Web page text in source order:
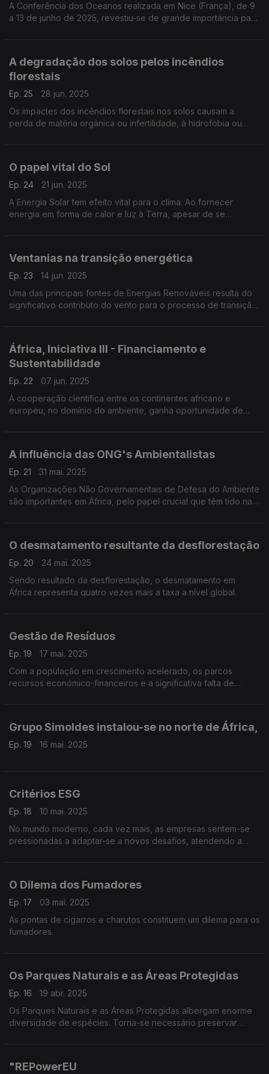
A Conferência dos Oceanos realizada em Nice (França), de 9
a 13 de junho de 2025, revestiu-se de grande importância para
A degradação dos solos pelos incêndios
florestais
Ep. 25
28 jun. 2025
Os impactes dos incêndios florestais nos solos causam a
perda de matéria orgânica ou infertilidade, à hidrofobia ou
O papel vital do Sol
Ep. 24
21 jun. 2025
A Energia Solar tem efeito vital para o clima. Ao fornecer
energia em forma de calor e luz à Terra, apesar de se
Ventanias na transição energética
Ep. 23
14 jun. 2025
Uma das principais fontes de Energias Renováveis resulta do
significativo contributo do vento para o processo de transição
África, Iniciativa III - Financiamento e
Sustentabilidade
Ep. 22
07 jun. 2025
A cooperação científica entre os continentes africano e
europeu, no domínio do ambiente, ganha oportunidade de
A influência das ONG's Ambientalistas
Ep. 21
31 mai. 2025
As Organizações Não Governamentais de Defesa do Ambiente
são importantes em África, pelo papel crucial que têm tido na
O desmatamento resultante da desflorestação
Ep. 20
24 mai. 2025
Sendo resultado da desflorestação, o desmatamento em
África representa quatro vezes mais a taxa a nível global.
Gestão de Resíduos
Ep. 19
17 mai. 2025
Com a população em crescimento acelerado, os parcos
recursos económico-financeiros e a significativa falta de
Grupo Simoldes instalou-se no norte de África,
Ep. 19 16 mai. 2025
Critérios ESG
Ep. 18
10 mai. 2025
No mundo moderno, cada vez mais, as empresas sentem-se
pressionadas a adaptar-se a novos desafios, atendendo a
O Dilema dos Fumadores
Ep. 17
03 mai. 2025
As pontas de cigarros e charutos constituem um dilema para os
fumadores.
Os Parques Naturais e as Áreas Protegidas
Ep. 16
19 abr. 2025
Os Parques Naturais e as Áreas Protegidas albergam enorme
diversidade de espécies. Torna-se necessário preservar
"REPowerEU